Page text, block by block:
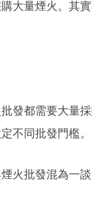
大量煙火。其
發都需要大量
不同批發門檻。
火批發混為一